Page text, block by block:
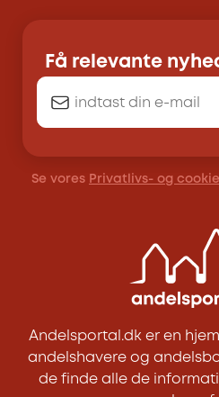
Få relevante
Se vores Privatlivs- og
Andelsportal.dk er en
andelshavere og
de finde alle de